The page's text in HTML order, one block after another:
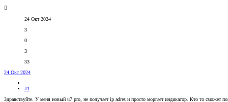
24 Окт 2024
3
0
3
33
24 Окт 2024
#1
Здравствуйте. У меня новый u7 pro, не получает ip adres и просто моргает индикатор. Кто то сможет